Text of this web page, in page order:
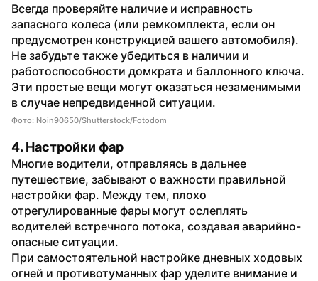
Всегда проверяйте наличие и исправность
запасного колеса (или ремкомплекта, если он
предусмотрен конструкцией вашего автомобиля).
Не забудьте также убедиться в наличии и
работоспособности домкрата и баллонного ключа.
Эти простые вещи могут оказаться незаменимыми
в случае непредвиденной ситуации.
Фото: Noin90650/Shutterstock/Fotodom
4. Настройки фар
Многие водители, отправляясь в дальнее
путешествие, забывают о важности правильной
настройки фар. Между тем, плохо
отрегулированные фары могут ослеплять
водителей встречного потока, создавая аварийно-
опасные ситуации.
При самостоятельной настройке дневных ходовых
огней и противотуманных фар уделите внимание и